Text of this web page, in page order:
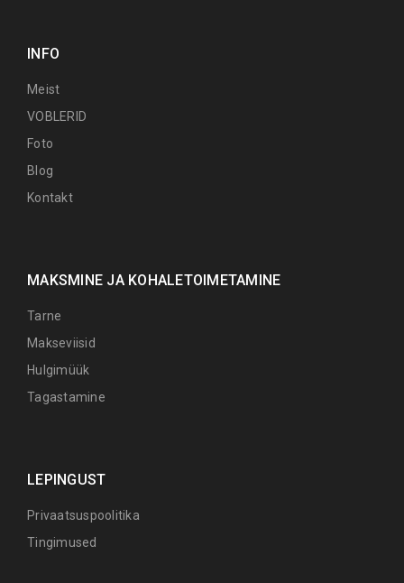
INFO
Meist
VOBLERID
Foto
Blog
Kontakt
MAKSMINE JA KOHALETOIMETAMINE
Tarne
Makseviisid
Hulgimüük
Tagastamine
LEPINGUST
Privaatsuspoolitika
Tingimused